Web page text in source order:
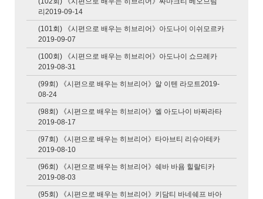
리2019-09-14
(101회) 《시편으로 배우는 히브리어》아도나이 이쉬모르카
2019-09-07
(100회) 《시편으로 배우는 히브리어》아도나이 쇼므레카
2019-08-31
(99회) 《시편으로 배우는 히브리어》알 이텐 라모트2019-
08-24
(98회) 《시편으로 배우는 히브리어》엘 아도나이 바짜라타
2019-08-17
(97회) 《시편으로 배우는 히브리어》타아브티 리슈아테카
2019-08-10
(96회) 《시편으로 배우는 히브리어》쉐바 바욤 힐랄티카
2019-08-03
(95회) 《시편으로 배우는 히브리어》키담티 바네쉐프 바아